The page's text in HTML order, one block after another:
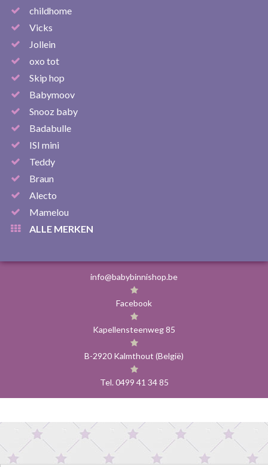
childhome
Vicks
Jollein
oxo tot
Skip hop
Babymoov
Snooz baby
Badabulle
ISI mini
Teddy
Braun
Alecto
Mamelou
ALLE MERKEN
info@babybinnishop.be
Facebook
Kapellensteenweg 85
B-2920 Kalmthout (België)
Tel. 0499 41 34 85